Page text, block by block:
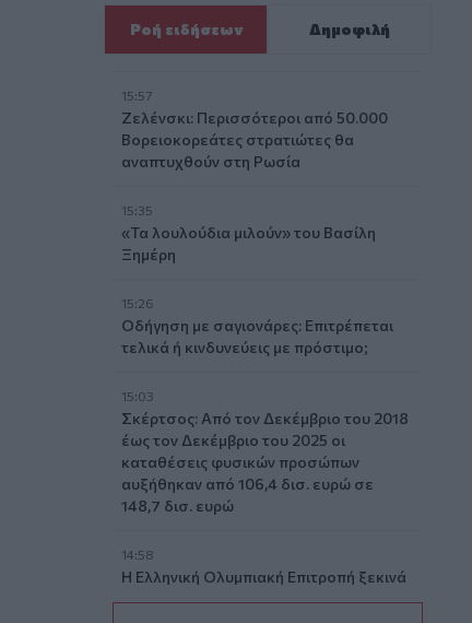
Ροή ειδήσεων Δημοφιλή
15:57
Ζελένσκι: Περισσότεροι από 50.000
Βορειοκορεάτες στρατιώτες θα
αναπτυχθούν στη Ρωσία
15:35
«Τα λουλούδια μιλούν» του Βασίλη
Ξημέρη
15:26
Οδήγηση με σαγιονάρες: Επιτρέπεται
τελικά ή κινδυνεύεις με πρόστιμο;
15:03
Σκέρτσος: Από τον Δεκέμβριο του 2018
έως τον Δεκέμβριο του 2025 οι
καταθέσεις φυσικών προσώπων
αυξήθηκαν από 106,4 δισ. ευρώ σε
148,7 δισ. ευρώ
14:58
Η Ελληνική Ολυμπιακή Επιτροπή ξεκινά
τον καθαρισμό των μαρμάρων του